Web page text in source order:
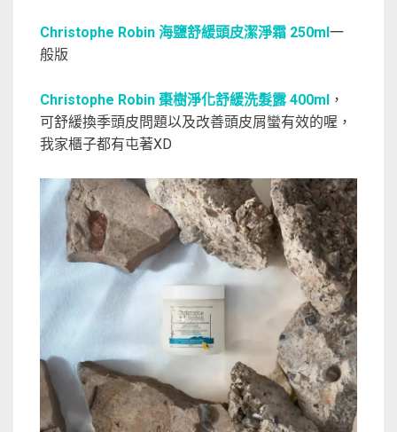
Christophe Robin 海鹽舒緩頭皮潔淨霜 250ml一
般版
Christophe Robin 棗樹淨化舒緩洗髮露 400ml ，
可舒緩換季頭皮問題以及改善頭皮屑蠻有效的喔，
我家櫃子都有屯著XD